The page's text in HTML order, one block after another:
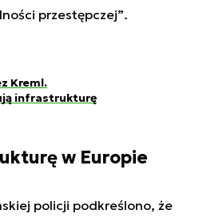
przestępczej”.
Kreml.
infrastrukturę
w Europie
policji podkreślono, że